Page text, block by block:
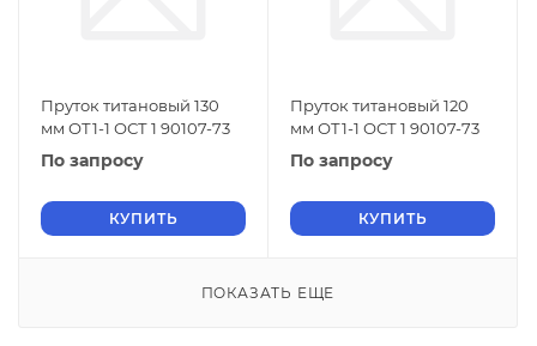
Пруток титановый 130
мм ОТ1-1 ОСТ 1 90107-73
По запросу
КУПИТЬ
Пруток титановый 120
мм ОТ1-1 ОСТ 1 90107-73
По запросу
КУПИТЬ
ПОКАЗАТЬ ЕЩЕ